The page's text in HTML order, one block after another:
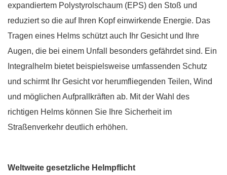
expandiertem Polystyrolschaum (EPS) den Stoß und
reduziert so die auf Ihren Kopf einwirkende Energie. Das
Tragen eines Helms schützt auch Ihr Gesicht und Ihre
Augen, die bei einem Unfall besonders gefährdet sind. Ein
Integralhelm bietet beispielsweise umfassenden Schutz
und schirmt Ihr Gesicht vor herumfliegenden Teilen, Wind
und möglichen Aufprallkräften ab. Mit der Wahl des
richtigen Helms können Sie Ihre Sicherheit im
Straßenverkehr deutlich erhöhen.
Weltweite gesetzliche Helmpflicht